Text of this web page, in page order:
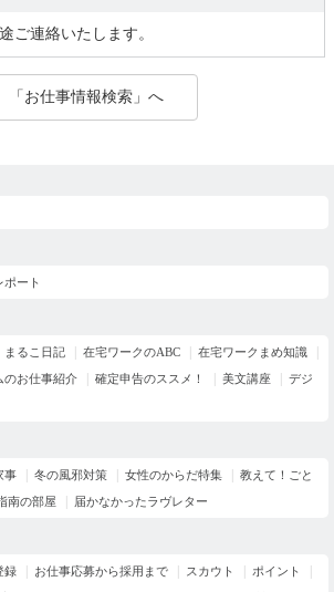
ご連絡いたします。
「お仕事情報検索」へ
ポート
まるこ日記 在宅ワークのABC
在宅ワークまめ知識
のお仕事紹介 確定申告のススメ！ 美文講座
デジ
事 冬の風邪対策 女性のからだ特集
教えて！ごと
南の部屋 届かなかったラヴレター
録 お仕事応募から採用まで スカウト
ポイント